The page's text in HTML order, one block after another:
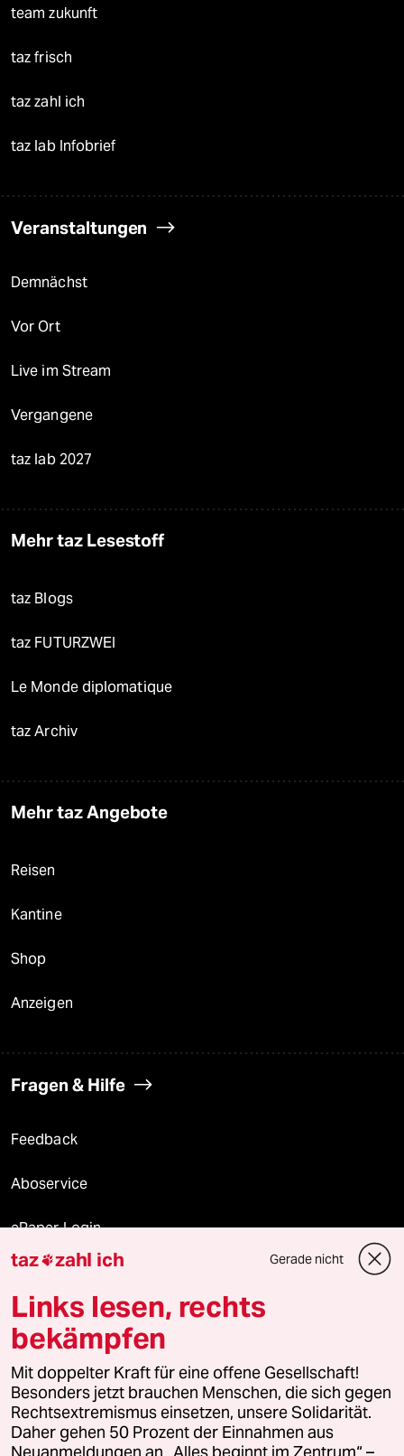
team zukunft
taz frisch
taz zahl ich
taz lab Infobrief
Veranstaltungen
Demnächst
Vor Ort
Live im Stream
Vergangene
taz lab 2027
Mehr taz Lesestoff
taz Blogs
taz FUTURZWEI
Le Monde diplomatique
taz Archiv
Mehr taz Angebote
Reisen
Kantine
Shop
Anzeigen
Fragen & Hilfe
Feedback
Aboservice
ePaper Login
Downloads für Abonnierende
© 2026 taz Verlags und Vertriebs GmbH
Alle Rechte vorbehalten. Bei rechtlichen Fragen oder für Genehmigungen
wenden Sie sich bitte an
lizenzen@taz.de
Feedback Redaktionsstatut Kommune-Richtlinien
taz zahl ich Gerade nicht
Links lesen, rechts
bekämpfen
Mit doppelter Kraft für eine offene Gesellschaft!
Besonders jetzt brauchen Menschen, die sich gegen
Rechtsextremismus einsetzen, unsere Solidarität.
Daher gehen 50 Prozent der Einnahmen aus